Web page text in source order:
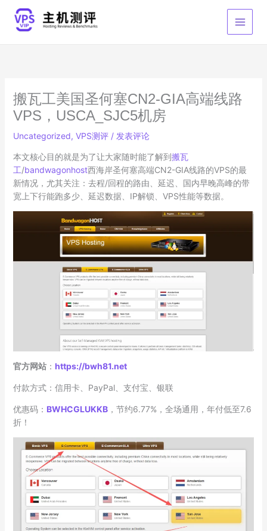
搬瓦工美国圣何塞CN2-GIA高端线路
VPS，USCA_SJC5机房
Uncategorized, VPS测评/ 发表评论
本文核心目的就是为了让大家随时能了解到搬瓦
工/bandwagonhost西海岸圣何塞高端CN2-GIA线路的VPS的最
新情况，尤其关注：去程/回程的路由、延迟、国内早晚高峰的带
宽上下行能跑多少、延迟数据、IP解锁、VPS性能等数据。
官方网站： https://bwh81.net
付款方式：信用卡、PayPal、支付宝、银联
优惠码： BWHCGLUKKB，节约6.77%，全场通用，年付低至7.6
折！